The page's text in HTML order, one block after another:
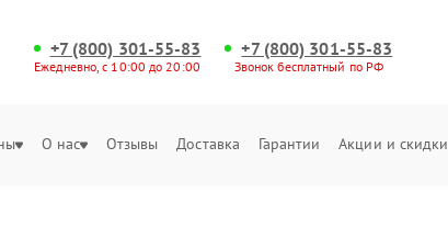
+7 (800) 301-55-83
Ежедневно, с 10:00 до 20:00
+7 (800) 301-55-83
Звонок бесплатный по РФ
О нас Отзывы Доставка Гарантии Акции и скидки